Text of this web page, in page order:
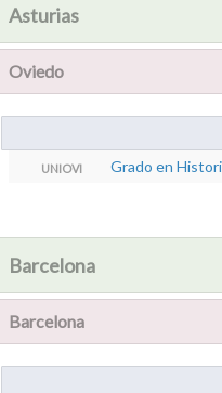
Asturias
Oviedo
UNIOVI Grado en
Barcelona
Barcelona